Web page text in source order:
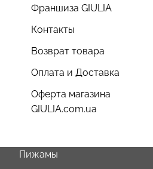
Франшиза GIULIA
Контакты
Возврат товара
Оплата и Доставка
Оферта магазина
GIULIA.com.ua
Пижамы
хипстеры HIPSTER BRIEFS
(бежевый) Giulia